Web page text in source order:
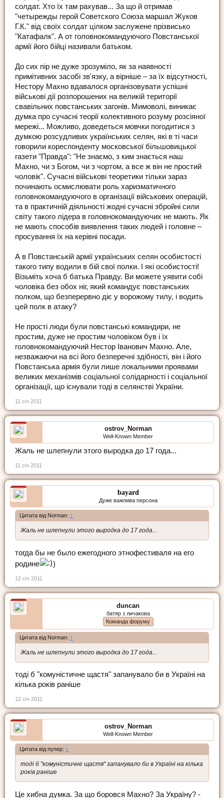
солдат. Хто їх там рахував... За що й отримав
"четырежды герой Советского Союза маршал Жуков
Г.К." від своїх солдат цілком заслужене прізвисько
"Катафалк". А от головнокомандуючого Повстанської
армії його бійці називали батьком.
До сих пір не дуже зрозуміло, як за наявності
примітивних засобі зв'язку, а вірніше – за їх відсутності,
Нестору Махно вдавалося організовувати успішні
військові дії розпорошених на великій території
свавільних повстанських загонів. Мимоволі, виникає
думка про сучасні теорії колективного розуму розсіяної
мережі... Можливо, доведеться мовчки погодитися з
думкою розсудливих українських селян, які в ті часи
говорили кореспонденту московської більшовицької
газети "Правда": "Не знаємо, з ким знається наш
Махно, чи з Богом, чи з чортом, а все ж він не простий
чоловік". Сучасні військові теоретики тільки зараз
починають осмислювати роль харизматичного
головнокомандуючого в організації військових операцій,
та в практичній діяльності жодні сучасні збройні сили
світу такого лідера в головнокомандуючих не мають. Як
не мають способів виявлення таких людей і головне –
просування їх на керівні посади.
А в Повстанській армії українських селян особистості
такого типу водили в бій свої полки. І які особистості!
Візьміть хоча б батька Правду. Ви можете уявити собі
чоловіка без обох ніг, який командує повстанських
полком, що безперервно діє у ворожому тилу, і водить
цей полк в атаку?
Не прості люди були повстанські командири, не
простим, дуже не простим чоловіком був і їх
головнокомандуючий Нестор Іванович Махно. Але,
незважаючи на всі його безперечні здібності, він і його
Повстанська армія були лише локальними проявами
великих механізмів соціальної солідарності і соціальної
організації, що існували тоді в селянстві України.
11 січ 2011
ostrov_Norman
Well-Known Member
Жаль не шлепнули этого выродка до 17 года...
11 січ 2011
bayard
Дуже важлива персона
Цитата від Norman: ↑
Жаль не шлепнули этого выродка до 17 года...
тогда бы не было ежегодного этнофестиваля на его
родине
)
12 січ 2011
duncan
батяр з личакова
Команда форуму
Цитата від Norman: ↑
Жаль не шлепнули этого выродка до 17 года...
тоді б "комуністичне щастя" запанувало би в Україні на
кілька років раніше
12 січ 2011
ostrov_Norman
Well-Known Member
Цитата від пупер: ↑
тоді б "комуністичне щастя" запанувало би в Україні на кілька
років раніше
Це хибна думка. За що боровся Махно? За Україну? -